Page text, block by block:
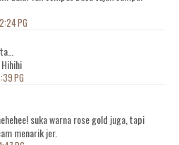
PG
PG
suka warna rose gold juga, tapi
menarik jer.